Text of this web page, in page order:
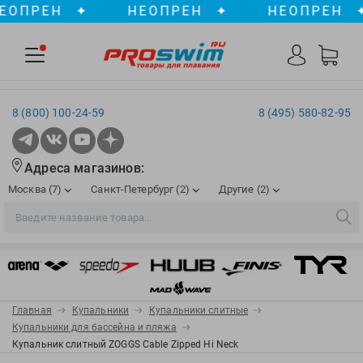
✦ НЕОПРЕН ✦ НЕОПРЕН ✦
8 (495) 580-82-95
8 (800) 100-24-59
Aqua Sphere
AquaFeel
Aqurun
Ergosport
Expand-a-Lung
FOGGIES
Адреса магазинов:
Москва (7)
Рижская
Войковская/Балтийская, ТЦ «Метрополис»
Славянский бульвар , ТЦ «Океания»
Санкт-Петербург (2)
Сенная пл./Садовая , ТЦ «ПИК»
Обводный канал, ТРК «Лиговъ»
Другие (2)
Краснодар
ул. им. Володи Головатого, д. 311
ТЦ «Галерея», 2 этаж
С 10.00 до 22.00
Телефон магазина: 8 (861) 204-20-01
Главная Купальники
Купальники слитные
Купальники для бассейна и пляжа
Купальник слитный ZOGGS Cable Zipped Hi Neck